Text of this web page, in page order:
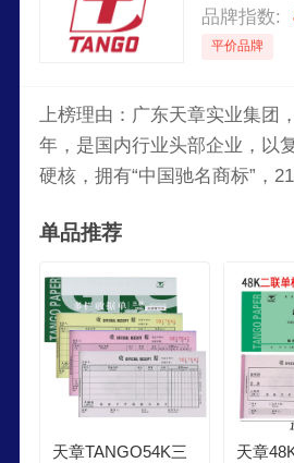
品牌指数:
平价品牌
上榜理由：广东天章实业集团
年，是国内行业头部企业，以
硬核，拥有“中国驰名商标”，
材、及军队后保物资产品等，
一。
单品推荐
天章TANGO54K三
天章